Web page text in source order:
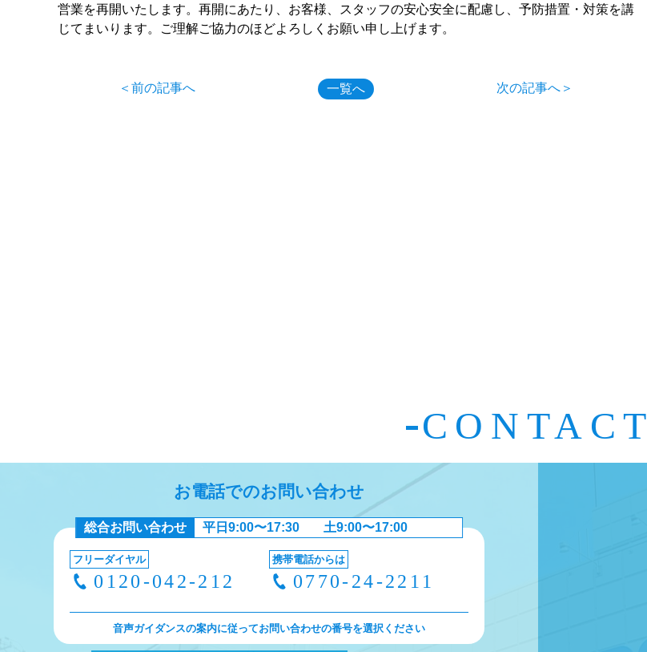
営業を再開いたします。再開にあたり、お客様、スタッフの安心安全に配慮し、予防措置・対策を講
じてまいります。ご理解ご協力のほどよろしくお願い申し上げます。
＜前の記事へ 一覧へ 次の記事へ＞
CONTACT
お電話でのお問い合わせ
総合お問い合わせ 平日9:00〜17:30 土9:00〜17:00
フリーダイヤル
0120-042-212
携帯電話からは
0770-24-2211
音声ガイダンスの案内に従ってお問い合わせの番号を選択ください